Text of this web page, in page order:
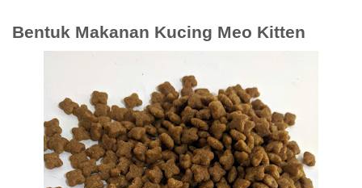
Bentuk Makanan Kucing Meo Kitten